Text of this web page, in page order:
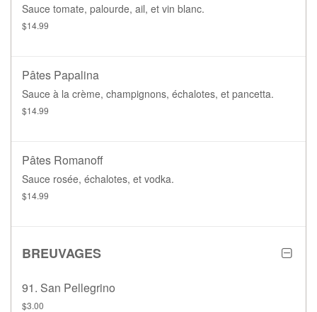
Sauce tomate, palourde, ail, et vin blanc.
$14.99
Pâtes Papalina
Sauce à la crème, champignons, échalotes, et pancetta.
$14.99
Pâtes Romanoff
Sauce rosée, échalotes, et vodka.
$14.99
BREUVAGES
91. San Pellegrino
$3.00